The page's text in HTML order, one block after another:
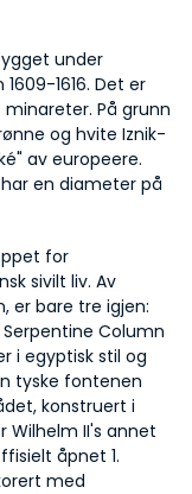
under
1616. Det er
På grunn
og hvite Iznik-
av europeere.
en diameter på
for
sivilt liv. Av
er bare tre igjen:
Column
i egyptisk stil og
tyske fontenen
konstruert i
Wilhelm II's annet
åpnet 1.
med